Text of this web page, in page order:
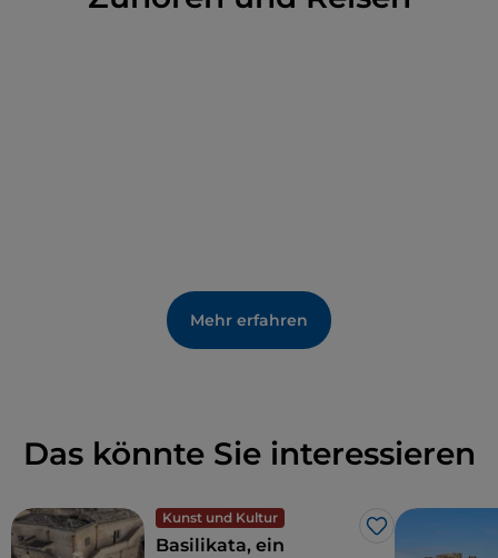
Mehr erfahren
Das könnte Sie interessieren
Kunst und Kultur
Like
Basilikata, ein